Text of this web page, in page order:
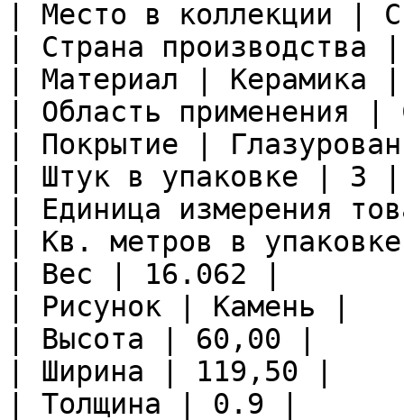
| Место в коллекции |
| Страна
| Материал | Керамика |
| Область применения
| Покрытие |
| Штук в упаковке | 3 |
| Единица измерения
| Кв. метров в
| Вес | 16.062 |
| Рисунок | Камень |
| Высота | 60,00 |
| Ширина | 119,50 |
| Толщина | 0.9 |